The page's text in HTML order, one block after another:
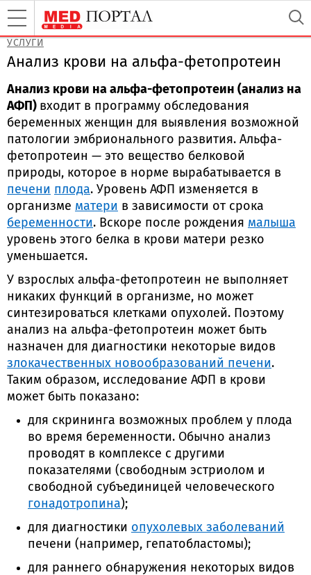
УСЛУГИ
Анализ крови на альфа-фетопротеин
Анализ крови на альфа-фетопротеин (анализ на
АФП) входит в программу обследования
беременных женщин для выявления возможной
патологии эмбрионального развития. Альфа-
фетопротеин — это вещество белковой
природы, которое в норме вырабатывается в
печени плода. Уровень АФП изменяется в
организме матери в зависимости от срока
беременности. Вскоре после рождения малыша
уровень этого белка в крови матери резко
уменьшается.
У взрослых альфа-фетопротеин не выполняет
никаких функций в организме, но может
синтезироваться клетками опухолей. Поэтому
анализ на альфа-фетопротеин может быть
назначен для диагностики некоторые видов
злокачественных новообразований печени.
Таким образом, исследование АФП в крови
может быть показано:
для скрининга возможных проблем у плода
во время беременности. Обычно анализ
проводят в комплексе с другими
показателями (свободным эстриолом и
свободной субъединицей человеческого
гонадотропина);
для диагностики опухолевых заболеваний
печени (например, гепатобластомы);
для раннего обнаружения некоторых видов